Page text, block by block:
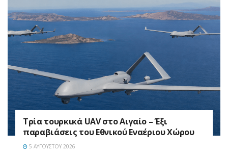
Τρία τουρκικά UAV στο Αιγαίο – Έξι
παραβιάσεις του Εθνικού Εναέριου Χώρου
5 ΑΥΓΟΎΣΤΟΥ 2026